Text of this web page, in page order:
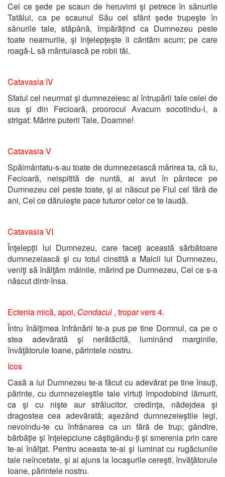
Cel ce şede pe scaun de heruvimi şi petrece în sânurile
Tatălui, ca pe scaunul Său cel sfânt şede trupeşte în
sânurile tale, stăpână, împărăţind ca Dumnezeu peste
toate neamurile, şi înţelepţeşte îi cântăm acum; pe care
roagă-L să mântuiască pe robii tăi.
Catavasia IV
Sfatul cel neurmat şi dumnezeiesc al întrupării tale celei de
sus şi din Fecioară, proorocul Avacum socotindu-l, a
strigat: Mărire puterii Tale, Doamne!
Catavasia V
Spăimântatu-s-au toate de dumnezeiască mărirea ta, că tu,
Fecioară, neispitită de nuntă, ai avut în pântece pe
Dumnezeu cel peste toate, şi ai născut pe Fiul cel fără de
ani, Cel ce dăruieşte pace tuturor celor ce te laudă.
Catavasia VI
Înţelepţii lui Dumnezeu, care faceţi această sărbătoare
dumnezeiască şi cu totul cinstită a Maicii lui Dumnezeu,
veniţi să înălţăm mâinile, mărind pe Dumnezeu, Cel ce s-a
născut dintr-însa.
Ectenia mică, apoi, Condacul , tropar vers 4.
Întru înălţimea înfrânării te-a pus pe tine Domnul, ca pe o
stea adevărată şi nerătăcită, luminând marginile,
învăţătorule Ioane, părintele nostru.
Icos
Casă a lui Dumnezeu te-a făcut cu adevărat pe tine însuţi,
părinte, cu dumnezeieştile tale virtuţi împodobind lămurit,
ca şi cu nişte aur strălucitor, credinţa, nădejdea şi
dragostea cea adevărată; aşezând dumnezeieştile legi,
nevoindu-te cu înfrânarea ca un fără de trup; gândire,
bărbăţie şi înţelepciune câştigându-ţi şi smerenia prin care
te-ai înălţat. Pentru aceasta te-ai şi luminat cu rugăciunile
tale neîncetate, şi ai ajuns la locaşurile cereşti, învăţătorule
Ioane, părintele nostru.